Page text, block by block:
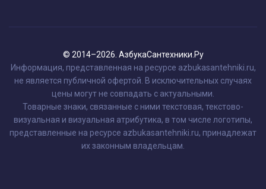
© 2014–2026. АзбукаСантехники.Ру
Информация, представленная на ресурсе azbukasantehniki.ru,
не является публичной офертой. В исключительных случаях
цены могут не совпадать с актуальными.
Товарные знаки, связанные с ними текстовая, текстово-
визуальная и визуальная атрибутика, в том числе логотипы,
представленные на ресурсе azbukasantehniki.ru, принадлежат
их законным владельцам.